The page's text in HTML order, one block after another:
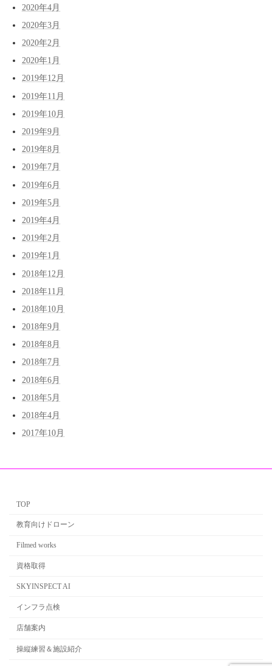
2020年4月
2020年3月
2020年2月
2020年1月
2019年12月
2019年11月
2019年10月
2019年9月
2019年8月
2019年7月
2019年6月
2019年5月
2019年4月
2019年2月
2019年1月
2018年12月
2018年11月
2018年10月
2018年9月
2018年8月
2018年7月
2018年6月
2018年5月
2018年4月
2017年10月
TOP
教育向けドローン
Filmed works
資格取得
SKYINSPECT AI
インフラ点検
店舗案内
操縦練習＆施設紹介